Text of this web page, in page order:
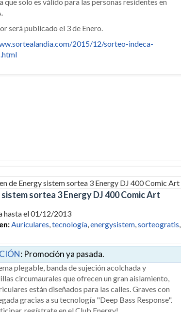
será publicado el 3 de Enero.
2015/12/sorteo-indeca-
sortea 3 Energy DJ 400 Comic Art
hasta el 01/12/2013
Auriculares,tecnología,energysistem,sorteogratis,
: Promoción ya pasada.
plegable, banda de sujeción acolchada y
circumaurales que ofrecen un gran aislamiento,
están diseñados para las calles. Graves con
gracias a su tecnología "Deep Bass Response".